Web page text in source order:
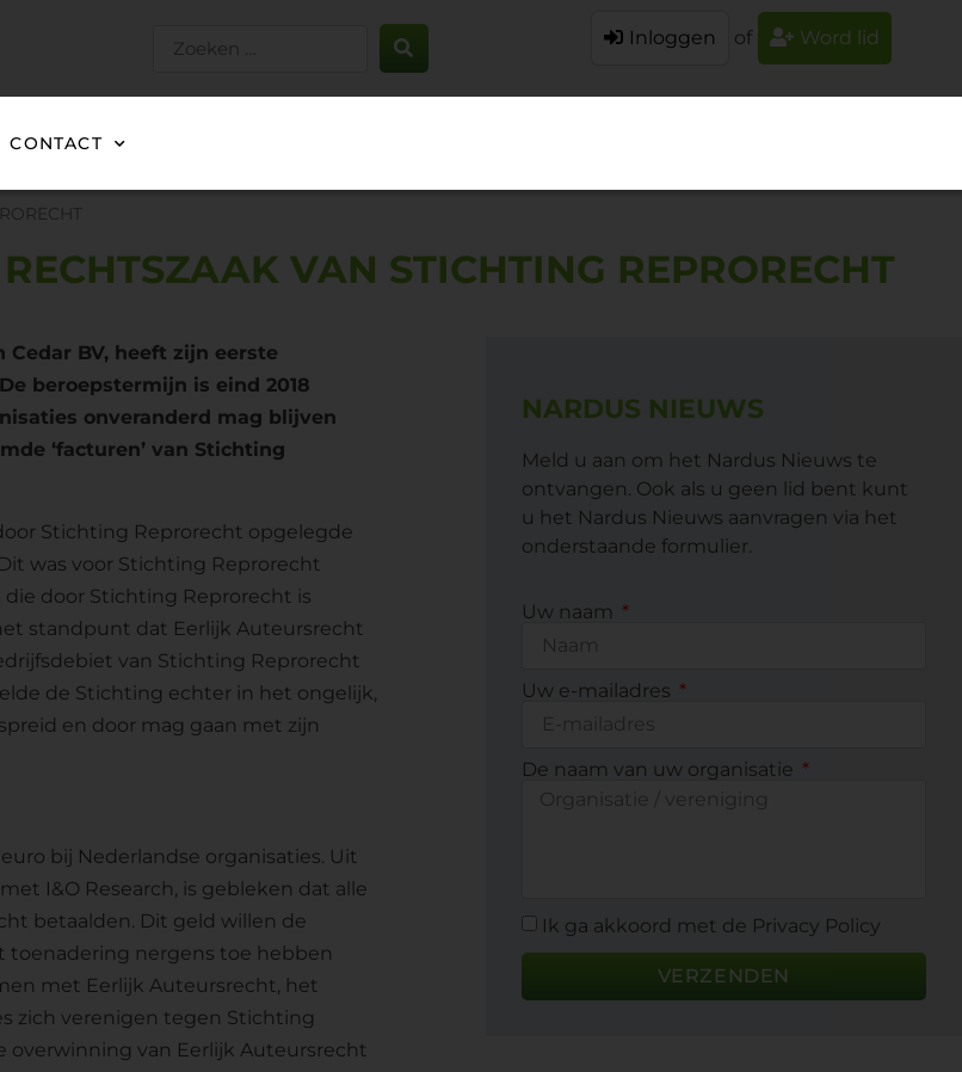
Inloggen of Word lid
CONTACT
VAN STICHTING REPRORECHT
BV, heeft zijn eerste
beroepstermijn is eind 2018
onveranderd mag blijven
‘facturen’ van Stichting
Stichting Reprorecht opgelegde
was voor Stichting Reprorecht
door Stichting Reprorecht is
standpunt dat Eerlijk Auteursrecht
van Stichting Reprorecht
de Stichting echter in het ongelijk,
en door mag gaan met zijn
bij Nederlandse organisaties. Uit
I&O Research, is gebleken dat alle
betaalden. Dit geld willen de
toenadering nergens toe hebben
met Eerlijk Auteursrecht, het
zich verenigen tegen Stichting
overwinning van Eerlijk Auteursrecht
NARDUS NIEUWS
Meld u aan om het Nardus Nieuws te
ontvangen. Ook als u geen lid bent kunt
u het Nardus Nieuws aanvragen via het
onderstaande formulier.
Uw naam
Uw e-mailadres
De naam van uw organisatie
Ik ga akkoord met de Privacy Policy
VERZENDEN